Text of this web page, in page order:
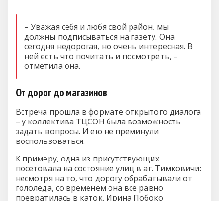
– Уважая себя и любя свой район, мы
должны подписываться на газету. Она
сегодня недорогая, но очень интересная. В
ней есть что почитать и посмотреть, –
отметила она.
От дорог до магазинов
Встреча прошла в формате открытого диалога
– у коллектива ТЦСОН была возможность
задать вопросы. И ею не преминули
воспользоваться.
К примеру, одна из присутствующих
посетовала на состояние улиц в аг. Тимковичи:
несмотря на то, что дорогу обрабатывали от
гололеда, со временем она все равно
превратилась в каток. Ирина Побоко